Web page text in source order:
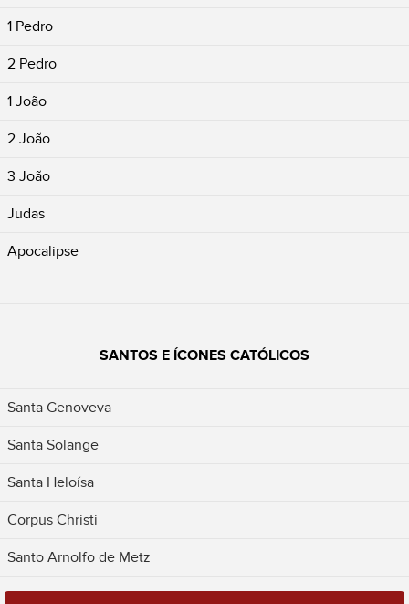
1 Pedro
2 Pedro
1 João
2 João
3 João
Judas
Apocalipse
SANTOS E ÍCONES CATÓLICOS
Santa Genoveva
Santa Solange
Santa Heloísa
Corpus Christi
Santo Arnolfo de Metz